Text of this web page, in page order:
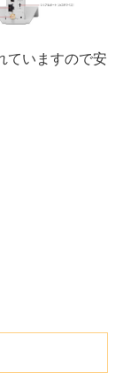
ていますので安